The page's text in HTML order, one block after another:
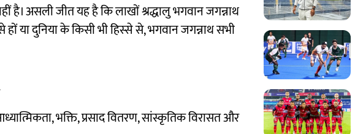
है। असली जीत यह है कि लाखों श्रद्धालु भगवान जगन्नाथ
या दुनिया के किसी भी हिस्से से, भगवान जगन्नाथ सभी
भक्ति, प्रसाद वितरण, सांस्कृतिक विरासत और